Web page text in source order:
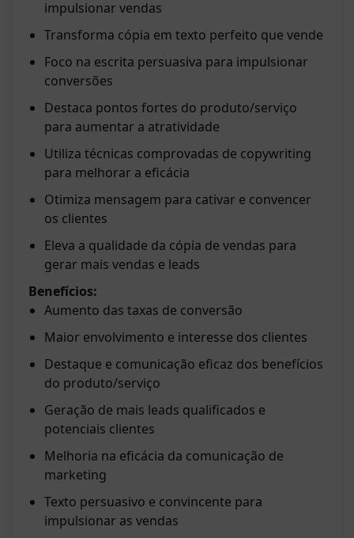
impulsionar vendas
Transforma cópia em texto perfeito que vende
Foco na escrita persuasiva para impulsionar
conversões
Destaca pontos fortes do produto/serviço
para aumentar a atratividade
Utiliza técnicas comprovadas de copywriting
para melhorar a eficácia
Otimiza mensagem para cativar e convencer
os clientes
Eleva a qualidade da cópia de vendas para
gerar mais vendas e leads
Benefícios:
Aumento das taxas de conversão
Maior envolvimento e interesse dos clientes
Destaque e comunicação eficaz dos benefícios
do produto/serviço
Geração de mais leads qualificados e
potenciais clientes
Melhoria na eficácia da comunicação de
marketing
Texto persuasivo e convincente para
impulsionar as vendas